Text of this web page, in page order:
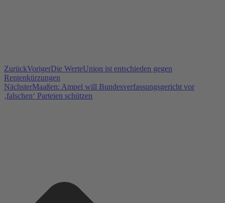
ZurückVorigerDie WerteUnion ist entschieden gegen
Rentenkürzungen
NächsterMaaßen: Ampel will Bundesverfassungsgericht vor
‚falschen‘ Parteien schützen